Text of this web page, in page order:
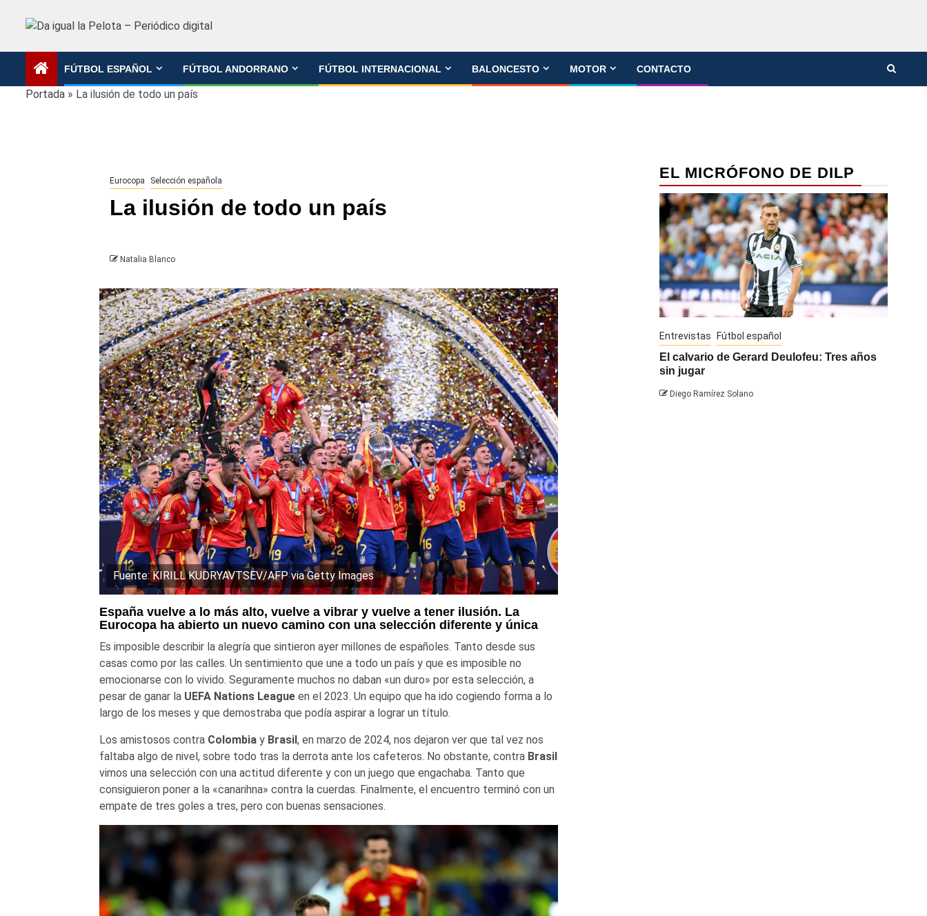
FÚTBOL ESPAÑOL FÚTBOL ANDORRANO FÚTBOL INTERNACIONAL BALONCESTO MOTOR CONTACTO
Portada » La ilusión de todo un país
Eurocopa Selección española
La ilusión de todo un país
Natalia Blanco
Fuente: KIRILL KUDRYAVTSEV/AFP via Getty Images
España vuelve a lo más alto, vuelve a vibrar y vuelve a tener ilusión. La
Eurocopa ha abierto un nuevo camino con una selección diferente y única
Es imposible describir la alegría que sintieron ayer millones de españoles. Tanto desde sus
casas como por las calles. Un sentimiento que une a todo un país y que es imposible no
emocionarse con lo vivido. Seguramente muchos no daban «un duro» por esta selección, a
pesar de ganar laUEFA Nations Leagueen el 2023. Un equipo que ha ido cogiendo forma a lo
largo de los meses y que demostraba que podía aspirar a lograr un título.
Los amistosos contra Colombia yBrasil, en marzo de 2024, nos dejaron ver que tal vez nos
faltaba algo de nivel, sobre todo tras la derrota ante los cafeteros. No obstante, contra Brasil
vimos una selección con una actitud diferente y con un juego que engachaba. Tanto que
consiguieron poner a la «canarihna» contra la cuerdas. Finalmente, el encuentro terminó con un
empate de tres goles a tres, pero con buenas sensaciones.
EL MICRÓFONO DE DILP
Entrevistas Fútbol español
El calvario de Gerard Deulofeu: Tres años
sin jugar
Diego Ramírez Solano